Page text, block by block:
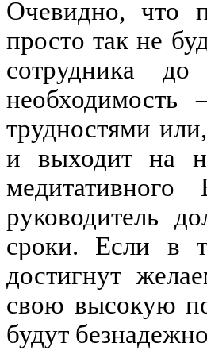
Очевидно, что
просто так не
сотрудника
необходимость
трудностями
и выходит на
руководитель
сроки. Если в
достигнут
свою высокую
будут